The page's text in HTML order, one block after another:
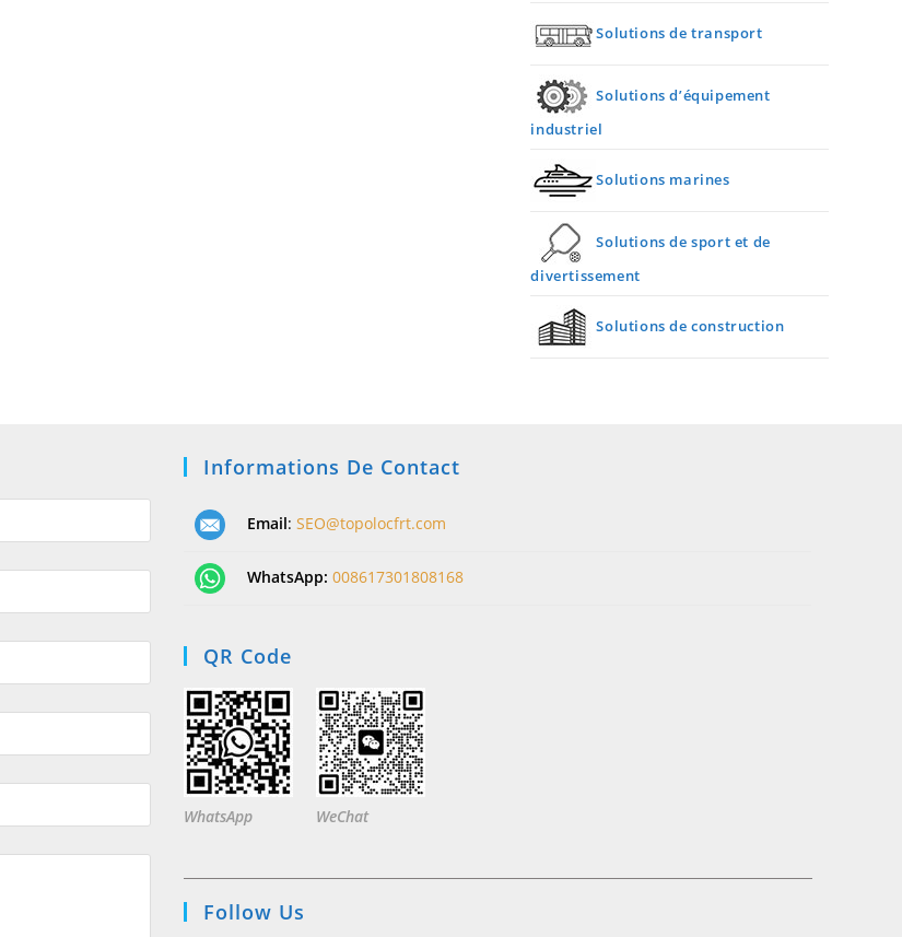
Solutions de transport
Solutions d’équipement
industriel
Solutions marines
Solutions de sport et de
divertissement
Solutions de construction
Informations De Contact
Email: SEO@topolocfrt.com
WhatsApp: 008617301808168
QR Code
WhatsApp WeChat
Follow Us